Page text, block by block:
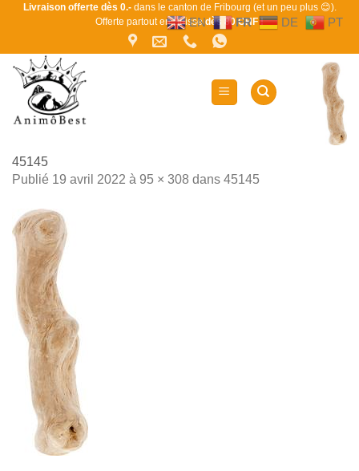
PasserLivraison offerte dès 0.-dans le canton de Fribourg (et un peu plus 😊).
Offerte partout en Suissedès 80 CHF !
45145
Publié 19 avril 2022 à 95 × 308 dans 45145
EN FR DE PT